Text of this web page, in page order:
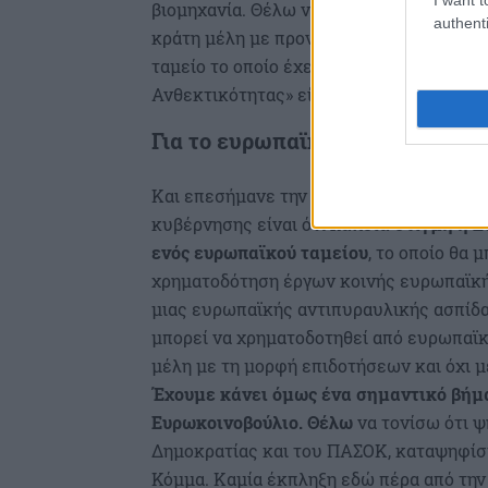
βιομηχανία. Θέλω να τονίσω ότι το
κράτη μέλη με προνομιακούς όρους. Δεν
ταμείο το οποίο έχει αντίστοιχα
Ανθεκτικότητας» είπε.
Για το ευρωπαϊκό ταμείο
Και επεσήμανε την ανάγκη να
κυβέρνησης είναι ότικάποια στιγμή η
ενός ευρωπαϊκούταμείου, το οποίο θα
χρηματοδότηση έργων κοινής
μιας ευρωπαϊκής αντιπυραυλικής
μπορεί να χρηματοδοτηθεί από
μέλη με τη μορφή επιδοτήσεων και όχι
Έχουμε κάνει όμως ένα σημαντικό
Ευρωκοινοβούλιο. Θέλωνα τονίσω ότι
Δημοκρατίας και του ΠΑΣΟΚ,
Κόμμα. Καμία έκπληξη εδώ πέρα από